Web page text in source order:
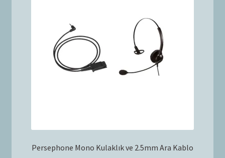
Persephone Mono Kulaklık ve 2.5mm Ara Kablo